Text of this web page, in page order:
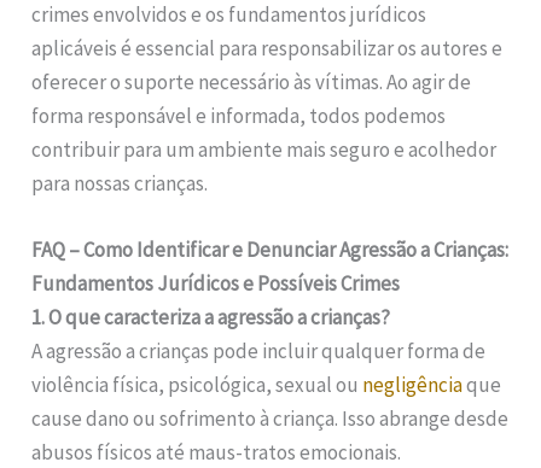
crimes envolvidos e os fundamentos jurídicos
aplicáveis é essencial para responsabilizar os autores e
oferecer o suporte necessário às vítimas. Ao agir de
forma responsável e informada, todos podemos
contribuir para um ambiente mais seguro e acolhedor
para nossas crianças.
FAQ – Como Identificar e Denunciar Agressão a Crianças:
Fundamentos Jurídicos e Possíveis Crimes
1. O que caracteriza a agressão a crianças?
A agressão a crianças pode incluir qualquer forma de
violência física, psicológica, sexual ou negligênciaque
cause dano ou sofrimento à criança. Isso abrange desde
abusos físicos até maus-tratos emocionais.